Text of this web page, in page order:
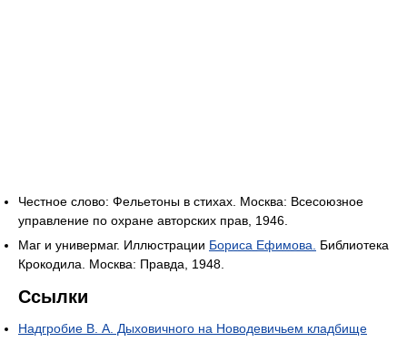
Честное слово: Фельетоны в стихах. Москва: Всесоюзное
управление по охране авторских прав, 1946.
Маг и универмаг. Иллюстрации Бориса Ефимова. Библиотека
Крокодила. Москва: Правда, 1948.
Ссылки
Надгробие В. А. Дыховичного на Новодевичьем кладбище